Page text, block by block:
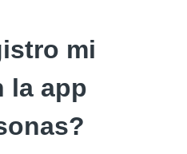
mi
la app